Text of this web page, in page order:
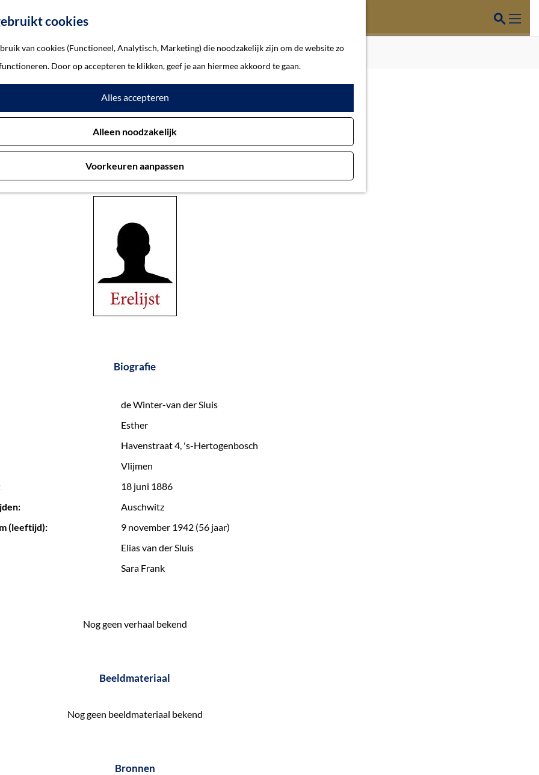
cookies
van cookies (Functioneel, Analytisch, Marketing) die noodzakelijk zijn om de website zo
Door op accepteren te klikken, geef je aan hiermee akkoord te gaan.
Alles accepteren
Alleen noodzakelijk
Voorkeuren aanpassen
Z
oM
Sluis, Esther de
van der Sluis, Esther de
Vlijmen 18-6-1886 — Auschwitz 9-11-1942
Biografie
de Winter-van der Sluis
Esther
Havenstraat 4, 's-Hertogenbosch
Vlijmen
18 juni 1886
Auschwitz
(leeftijd):
9 november 1942 (56 jaar)
Elias van der Sluis
Sara Frank
Nog geen verhaal bekend
Beeldmateriaal
Nog geen beeldmateriaal bekend
Bronnen